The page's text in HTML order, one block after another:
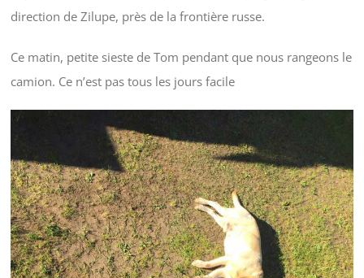
direction de Zilupe, près de la frontière russe.
Ce matin, petite sieste de Tom pendant que nous rangeons le
camion. Ce n’est pas tous les jours facile